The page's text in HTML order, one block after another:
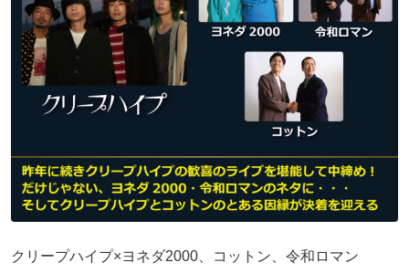
クリープハイプ×ヨネダ2000、コットン、令和ロマン